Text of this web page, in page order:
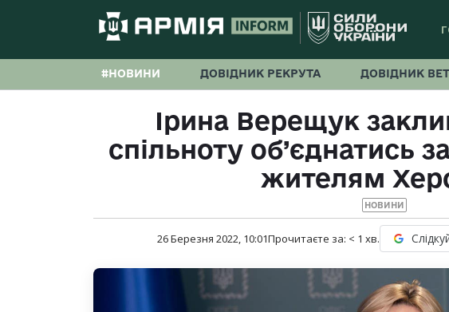
#НОВИНИ ДОВІДНИК РЕКРУТА ДОВІДНИК
Ірина Верещук
спільноту об’єднатись
жителям
НОВИНИ
26 Березня 2022, 10:01Прочитаєте за: < 1 хв.